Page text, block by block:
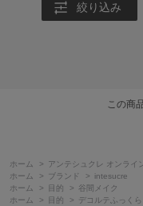
絞り込み
この商
ホーム > アンテシュクレ オンライ
ホーム
> ブランド >
intesucre
ホーム
> 目的 >
谷間メイク
ホーム
> 目的 >
デコルテふっくら